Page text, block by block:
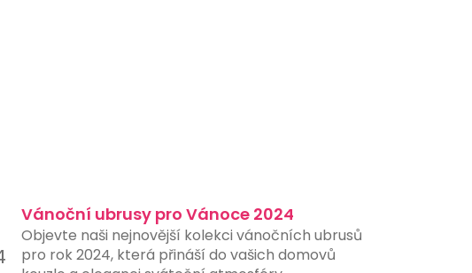
Vánoční ubrusy pro Vánoce 2024
Objevte naši nejnovější kolekci vánočních ubrusů
pro rok 2024, která přináší do vašich domovů